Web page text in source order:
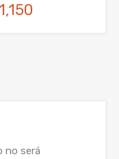
no será